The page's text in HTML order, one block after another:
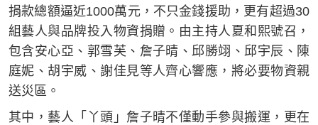
捐款總額逼近1000萬元，不只金錢援助，更有超過30
組藝人與品牌投入物資捐贈。由主持人夏和熙號召，
包含安心亞、郭雪芙、詹子晴、邱勝翊、邱宇辰、陳
庭妮、胡宇威、謝佳見等人齊心響應，將必要物資親
送災區。
其中，藝人「丫頭」詹子晴不僅動手參與搬運，更在